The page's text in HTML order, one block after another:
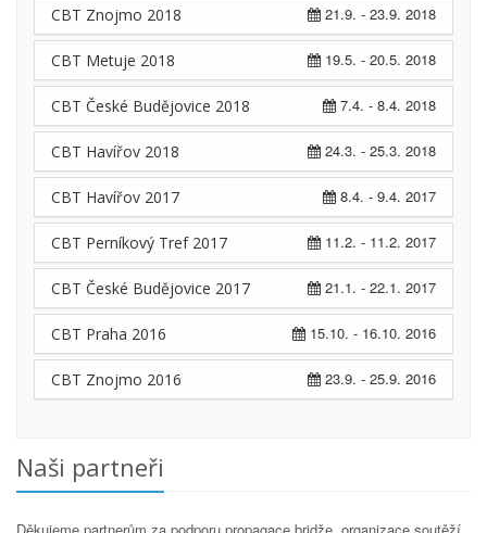
21.9. - 23.9. 2018
CBT Znojmo 2018
19.5. - 20.5. 2018
CBT Metuje 2018
7.4. - 8.4. 2018
CBT České Budějovice 2018
24.3. - 25.3. 2018
CBT Havířov 2018
8.4. - 9.4. 2017
CBT Havířov 2017
11.2. - 11.2. 2017
CBT Perníkový Tref 2017
21.1. - 22.1. 2017
CBT České Budějovice 2017
15.10. - 16.10. 2016
CBT Praha 2016
23.9. - 25.9. 2016
CBT Znojmo 2016
Naši partneři